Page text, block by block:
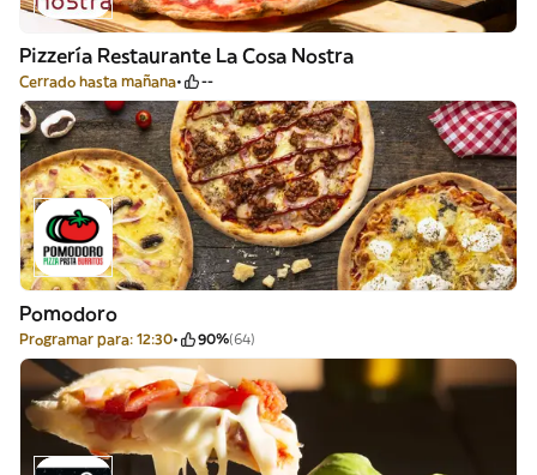
Pizzería Restaurante La Cosa Nostra
Cerrado hasta mañana --
Pomodoro
Programar para: 12:30 90%(64)